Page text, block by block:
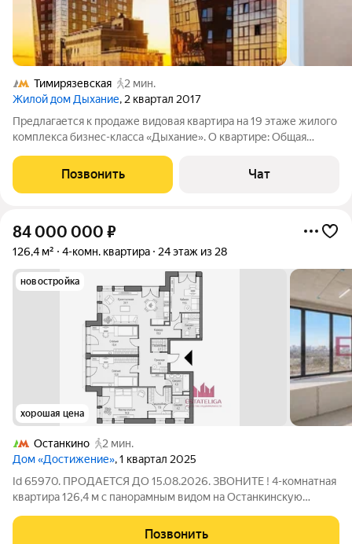
Тимирязевская
2 мин.
Жилой дом Дыхание, 2 квартал 2017
Предлагается к продаже видовая квартира на 19 этаже жилого
комплекса бизнес-класса «Дыхание». О квартире: Общая
выполнен качественный дизайнерский ремонт по
индивидуальному проекту для
Позвонить Чат
84 000 000 ₽
126,4 м² 4-комн. квартира 24 этаж из 28
новостройка
хорошая цена
Останкино
2 мин.
Дом «Достижение», 1 квартал 2025
Id 65970. ПРОДАЕТСЯ ДО 15.08.2026. ЗВОНИТЕ ! 4-комнатная
квартира 126,4 м с панорамным видом на Останкинскую
МАШИНОМЕСТО С ЛУЧШИМ МЕСТОРАСПОЛОЖЕНИЕМ.
Позвонить